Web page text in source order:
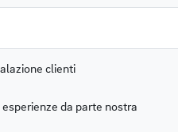
clienti
da parte nostra